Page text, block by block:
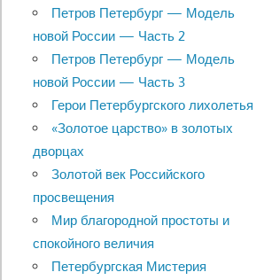
Петров Петербург — Модель
новой России — Часть 2
Петров Петербург — Модель
новой России — Часть 3
Герои Петербургского лихолетья
«Золотое царство» в золотых
дворцах
Золотой век Российского
просвещения
Мир благородной простоты и
спокойного величия
Петербургская Мистерия